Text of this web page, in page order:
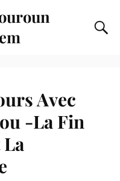
Avec
-La Fin